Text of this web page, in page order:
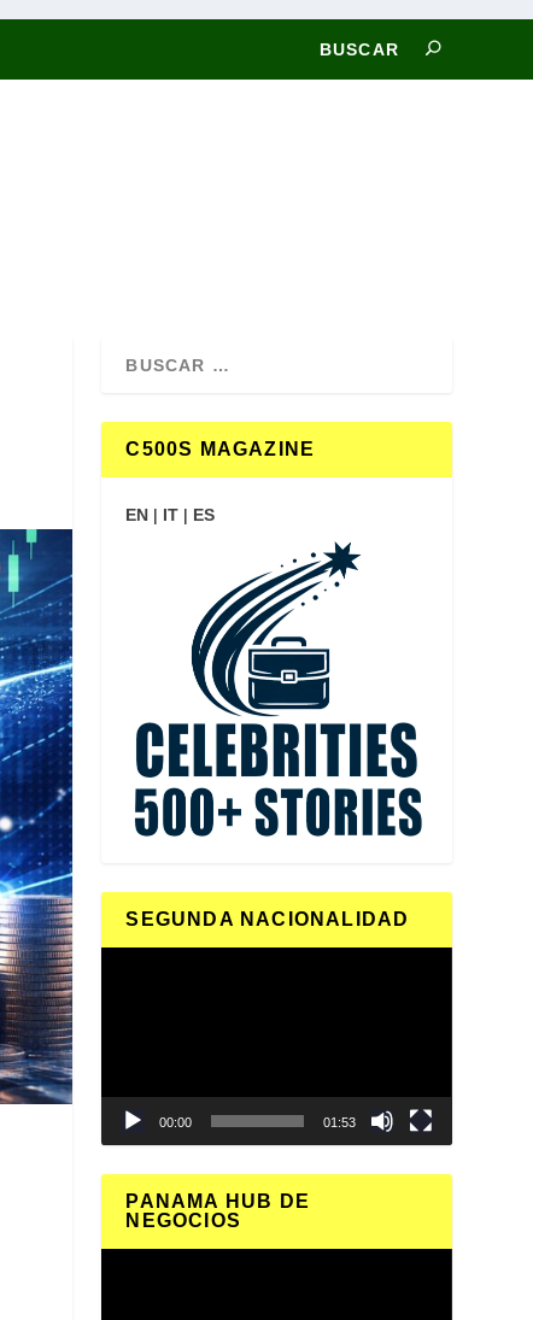
C500S MAGAZINE
EN | IT | ES
SEGUNDA NACIONALIDAD
00:00 01:53
PANAMA HUB DE
NEGOCIOS